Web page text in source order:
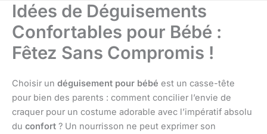
Idées de Déguisements
Confortables pour Bébé :
Fêtez Sans Compromis !
Choisir un déguisement pour bébé est un casse-tête
pour bien des parents : comment concilier l’envie de
craquer pour un costume adorable avec l’impératif absolu
du confort ? Un nourrisson ne peut exprimer son